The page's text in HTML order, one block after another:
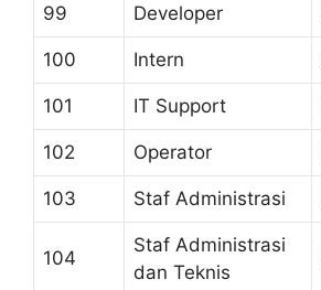
99 Developer
100 Intern
101 IT Support
102 Operator
103 Staf Administrasi
104
Staf Administrasi
dan Teknis